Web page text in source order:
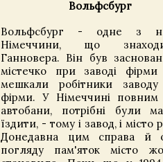
Вольфсбург
Вольфсбург - одне з
Німеччини, що
Ганновера. Він був
містечко при заводі
мешкали робітники заводу
фірми. У Німеччині повним
автобани, потрібні були
їздити, - тому і завод, і
Донедавна цим справа й
погляду пам'яток місто